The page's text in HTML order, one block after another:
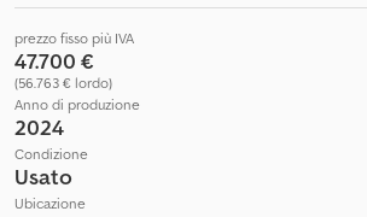
prezzo fisso più IVA
47.700 €
(56.763 € lordo)
Anno di produzione
2024
Condizione
Usato
Ubicazione